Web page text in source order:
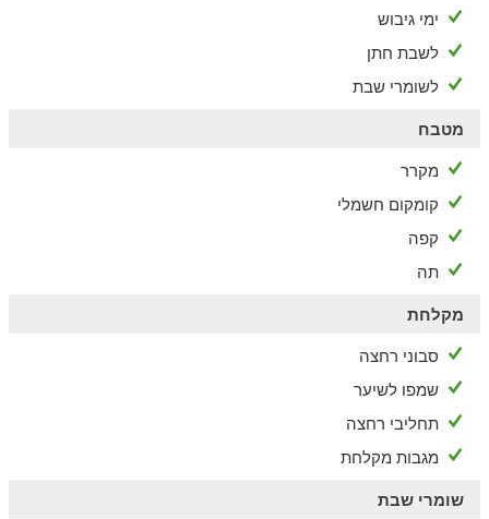
ימי גיבוש
לשבת חתן
לשומרי שבת
מטבח
מקרר
קומקום חשמלי
קפה
תה
מקלחת
סבוני רחצה
שמפו לשיער
תחליבי רחצה
מגבות מקלחת
שומרי שבת